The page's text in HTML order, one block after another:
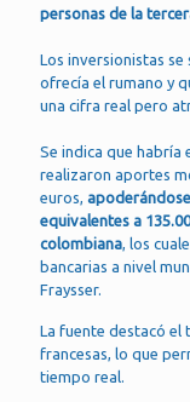
personas de la
Los inversionistas
ofrecía el rumano y
una cifra real pero
Se indica que habría
realizaron aportes
euros,
equivalentes a
colombiana, los
bancarias a nivel
Fraysser.
La fuente destacó el
francesas, lo que
tiempo real.